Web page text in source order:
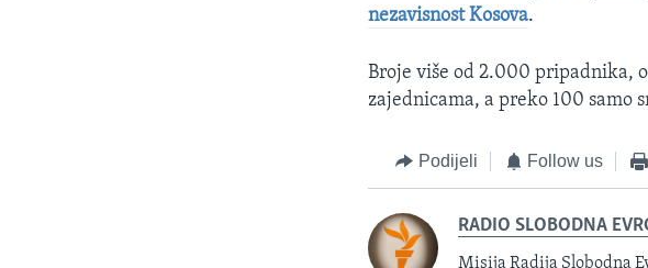
nezavisnost Kosova.
Broje više od 2.000 pripadnika,
zajednicama, a preko 100 samo
Podijeli Follow us
RADIO SLOBODNA
Misija Radija Slobodna